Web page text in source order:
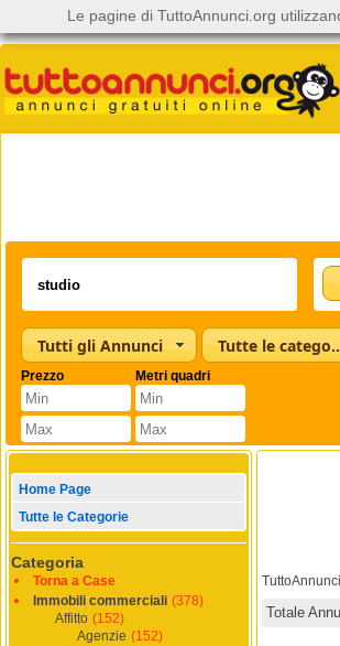
Tutti gli Annunci Tutte
Prezzo Metri quadri
Home Page
Tutte le Categorie
Categoria
Torna a Case
Immobili commerciali (378)
Affitto (152)
Agenzie (152)
TuttoAnnunci
Totale
Le pagine di TuttoAnnunci.org